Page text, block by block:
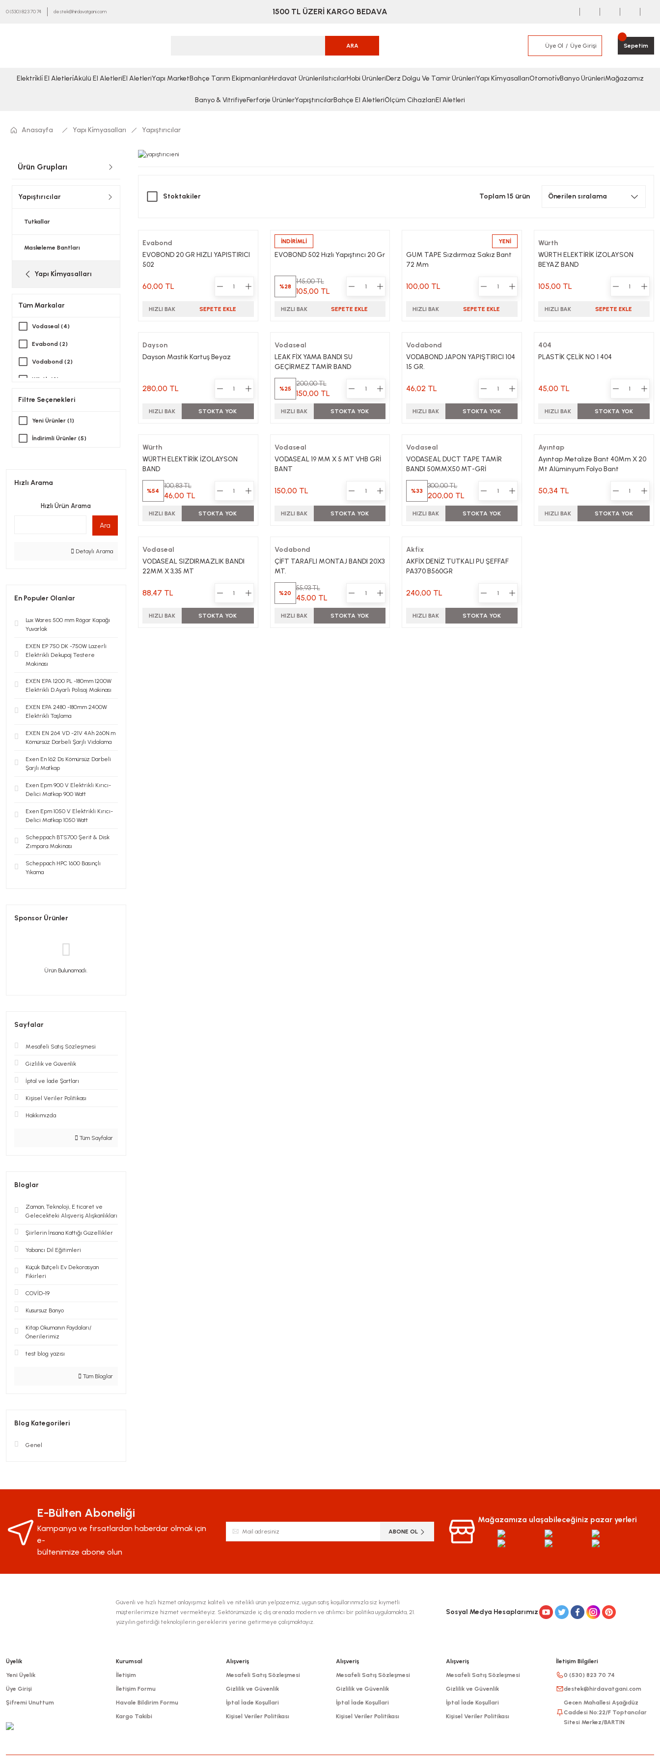
0 (530) 823 70 74 destek@hirdavatgani.com 1500 TL ÜZERİ KARGO BEDAVA
ARA Üye Ol Üye Girişi Sepetim
Elektri̇kli̇ El Aletleri̇Akülü El AletleriEl AletleriYapı MarketBahçe Tarım EkipmanlarıHırdavat ÜrünleriIsıtıcılarHobi ÜrünleriDerz Dolgu Ve Tamir ÜrünleriYapı Ki̇myasallarıOtomoti̇vBanyo ÜrünleriMağazamız
Banyo & VitrifiyeFerforje ÜrünlerYapıştırıcılarBahçe El AletleriÖlçüm CihazlarıEl Aletleri
Anasayfa Yapı Ki̇myasalları Yapıştırıcılar
Ürün Grupları
Yapıştırıcılar
Tutkallar
Maskeleme Bantları
Yapı Ki̇myasalları
Tüm Markalar
Vodaseal (4)
Evabond (2)
Vodabond (2)
Würth (2)
404 (1)
Filtre Seçenekleri
Yeni Ürünler (1)
İndirimli Ürünler (5)
Hızlı Arama
Hızlı Ürün Arama
Ara
Detaylı Arama
En Populer Olanlar
Lux Wares 500 mm Rögar Kapağı
Yuvarlak
EXEN EP 750 DK -750W Lazerli
Elektrikli Dekupaj Testere
Makinası
EXEN EPA 1200 PL -180mm 1200W
Elektrikli D.Ayarlı Polisaj Makinası
EXEN EPA 2480 -180mm 2400W
Elektrikli Taşlama
EXEN EN 264 VD -21V 4Ah 260N.m
Kömürsüz Darbeli Şarjlı Vidalama
Exen En 162 Ds Kömürsüz Darbeli
Şarjlı Matkap
Exen Epm 900 V Elektrikli Kırıcı-
Delici Matkap 900 Watt
Exen Epm 1050 V Elektrikli Kırıcı-
Delici Matkap 1050 Watt
Scheppach BTS700 Şerit & Disk
Zımpara Makinası
Scheppach HPC 1600 Basınçlı
Yıkama
Sponsor Ürünler
Ürün Bulunamadı.
Sayfalar
Mesafeli Satış Sözleşmesi
Gizlilik ve Güvenlik
İptal ve İade Şartları
Kişisel Veriler Politikası
Hakkımızda
Tüm Sayfalar
Bloglar
Zaman, Teknoloji, E ticaret ve
Gelecekteki Alışveriş Alışkanlıkları
Şiirlerin İnsana Kattığı Güzellikler
Yabancı Dil Eğitimleri
Küçük Bütçeli Ev Dekorasyan
Fikirleri
COVİD-19
Kusursuz Banyo
Kitap Okumanın Faydaları/
Önerilerimiz
test blog yazısı
Tüm Bloglar
Blog Kategorileri
Genel
Stoktakiler Toplam 15 ürün
Evabond
EVOBOND 20 GR HIZLI YAPISTIRICI
502
60,00 TL
HIZLI BAK SEPETE EKLE
İNDİRİMLİ
Evabond
EVOBOND 502 Hızlı Yapıştırıcı 20 Gr
%28
145,00 TL
105,00 TL
HIZLI BAK SEPETE EKLE
YENİ
GUM TAPE Sızdırmaz Sakız Bant
72 Mm
100,00 TL
HIZLI BAK SEPETE EKLE
Würth
WÜRTH ELEKTİRİK İZOLAYSON
BEYAZ BAND
105,00 TL
HIZLI BAK SEPETE EKLE
Dayson
Dayson Mastik Kartuş Beyaz
280,00 TL
HIZLI BAK STOKTA YOK
Vodaseal
LEAK FİX YAMA BANDI SU
GEÇİRMEZ TAMİR BAND
%25
200,00 TL
150,00 TL
HIZLI BAK STOKTA YOK
Vodabond
VODABOND JAPON YAPIŞTIRICI 104
15 GR.
46,02 TL
HIZLI BAK STOKTA YOK
404
PLASTİK ÇELİK NO 1 404
45,00 TL
HIZLI BAK STOKTA YOK
Würth
WÜRTH ELEKTİRİK İZOLAYSON
BAND
%54
100,83 TL
46,00 TL
HIZLI BAK STOKTA YOK
Vodaseal
VODASEAL 19 MM X 5 MT VHB GRİ
BANT
150,00 TL
HIZLI BAK STOKTA YOK
Vodaseal
VODASEAL DUCT TAPE TAMİR
BANDI 50MMX50 MT-GRİ
%33
300,00 TL
200,00 TL
HIZLI BAK STOKTA YOK
Ayıntap
Ayıntap Metalize Bant 40Mm X 20
Mt Alüminyum Folyo Bant
50,34 TL
HIZLI BAK STOKTA YOK
Vodaseal
VODASEAL SIZDIRMAZLIK BANDI
22MM X 3,35 MT
88,47 TL
HIZLI BAK STOKTA YOK
Vodabond
ÇİFT TARAFLI MONTAJ BANDI 20X3
MT.
%20
55,93 TL
45,00 TL
HIZLI BAK STOKTA YOK
Akfix
AKFİX DENİZ TUTKALI PU ŞEFFAF
PA370 B560GR
240,00 TL
HIZLI BAK STOKTA YOK
E-Bülten Aboneliği
Kampanya ve fırsatlardan haberdar olmak için
e-
bültenimize abone olun
ABONE OL
Mağazamıza ulaşabileceğiniz pazar yerleri
Güvenli ve hızlı hizmet anlayışımız kaliteli ve nitelikli ürün yelpazemiz, uygun satış koşullarınmızla siz kıymetli
müşterilerimize hizmet vermekteyiz. Sektörümüzde iç dış arenada modern ve atılımcı bir politika uygulamakta, 21.
yüzyılın getirdiği teknolojilerin gereklerini yerine getirmeye çalışmaktayız.
Sosyal Medya Hesaplarımız
Üyelik
Yeni Üyelik
Üye Girişi
Şifremi Unuttum
Kurumsal
İletişim
İletişim Formu
Havale Bildirim Formu
Kargo Takibi
Alışveriş
Mesafeli Satış Sözleşmesi
Gizlilik ve Güvenlik
İptal İade Koşullari
Kişisel Veriler Politikası
Alışveriş
Mesafeli Satış Sözleşmesi
Gizlilik ve Güvenlik
İptal İade Koşullari
Kişisel Veriler Politikası
Alışveriş
Mesafeli Satış Sözleşmesi
Gizlilik ve Güvenlik
İptal İade Koşullari
Kişisel Veriler Politikası
İletişim Bilgileri
0 (530) 823 70 74
destek@hirdavatgani.com
Gecen Mahallesi Aşağıdüz
Caddesi No:22/F Toptancılar
Sitesi Merkez/BARTIN